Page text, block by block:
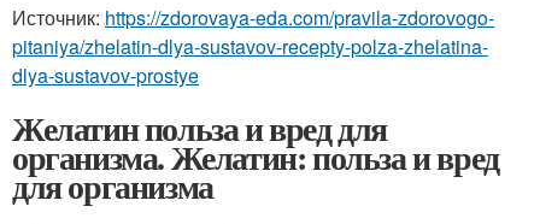
Источник: https://zdorovaya-eda.com/pravila-zdorovogo-
pitaniya/zhelatin-dlya-sustavov-recepty-polza-zhelatina-
dlya-sustavov-prostye
Желатин польза и вред для
организма. Желатин: польза и вред
для организма